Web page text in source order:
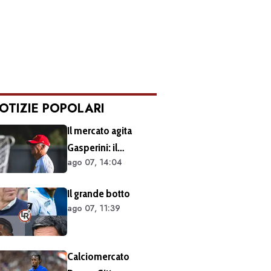
POPOLARI
Il mercato agita
Gasperini: il
retroscena dietro al
Ecco cosa è emerso
dal meeting con la
ago 07, 14:04
Il grande botto
ago 07, 11:39
Calciomercato